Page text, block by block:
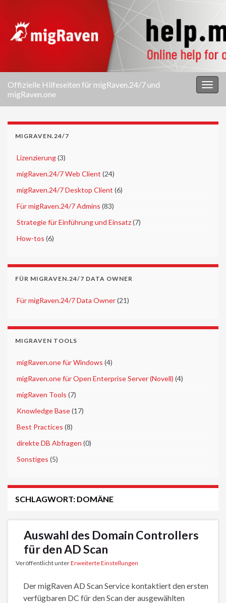
Offizielle Hilfeseiten für migRaven.24/7 und
migRaven.one
MIGRAVEN.24/7
Lizenzierung(3)
migRaven.24/7 Web Client (24)
migRaven.24/7 Desktop Client (6)
Für migRaven.24/7 Admins (83)
Strategie für Einführung und Einsatz(7)
How-tos (6)
FÜR MIGRAVEN.24/7 DATA OWNER
Für migRaven.24/7 Data Owner(21)
MIGRAVEN TOOLS
migRaven.one für Windows (4)
migRaven.one für Open Enterprise Server (Novell) (4)
migRaven Tools (7)
Knowledge Base(17)
Best Practices (8)
direkte DB Abfragen (0)
Sonstiges (5)
SCHLAGWORT: DOMÄNE
Auswahl des Domain Controllers
für den AD Scan
Veröffentlicht unterErweiterte Einstellungen
Der migRaven AD Scan Service kontaktiert den ersten
verfügbaren DC für den Scan der ausgewählten